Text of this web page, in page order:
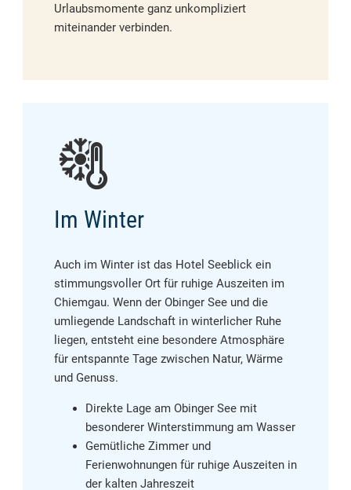
Urlaubsmomente ganz unkompliziert
miteinander verbinden.
Im Winter
Auch im Winter ist das Hotel Seeblick ein
stimmungsvoller Ort für ruhige Auszeiten im
Chiemgau. Wenn der Obinger See und die
umliegende Landschaft in winterlicher Ruhe
liegen, entsteht eine besondere Atmosphäre
für entspannte Tage zwischen Natur, Wärme
und Genuss.
Direkte Lage am Obinger See mit
besonderer Winterstimmung am Wasser
Gemütliche Zimmer und
Ferienwohnungen für ruhige Auszeiten in
der kalten Jahreszeit